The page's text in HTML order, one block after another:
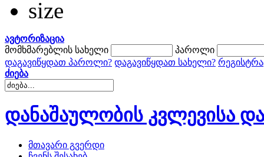
ავტორიზაცია
მომხმარებლის სახელი
პაროლი
დაგავიწყდათ პაროლი? დაგავიწყდათ სახელი?
ძიება
დანაშაულობის კვლევისა
მთავარი გვერდი